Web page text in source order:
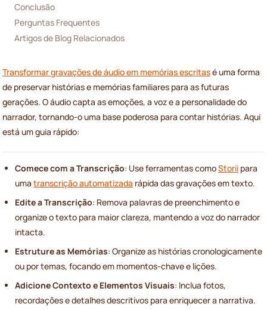
Conclusão
Perguntas Frequentes
Artigos de Blog Relacionados
Transformar gravações de áudio em memórias escritasé uma forma
de preservar histórias e memórias familiares para as futuras
gerações. O áudio capta as emoções, a voz e a personalidade do
narrador, tornando-o uma base poderosa para contar histórias. Aqui
está um guia rápido:
Comece com a Transcrição: Use ferramentas comoStorii para
uma transcrição automatizada rápida das gravações em texto.
Edite a Transcrição: Remova palavras de preenchimento e
organize o texto para maior clareza, mantendo a voz do narrador
intacta.
Estruture as Memórias: Organize as histórias cronologicamente
ou por temas, focando em momentos-chave e lições.
Adicione Contexto e Elementos Visuais: Inclua fotos,
recordações e detalhes descritivos para enriquecer a narrativa.